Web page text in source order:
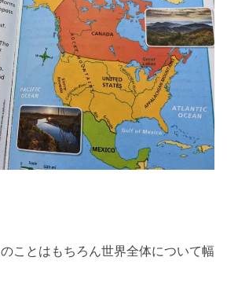
ことはもちろん世界全体について幅